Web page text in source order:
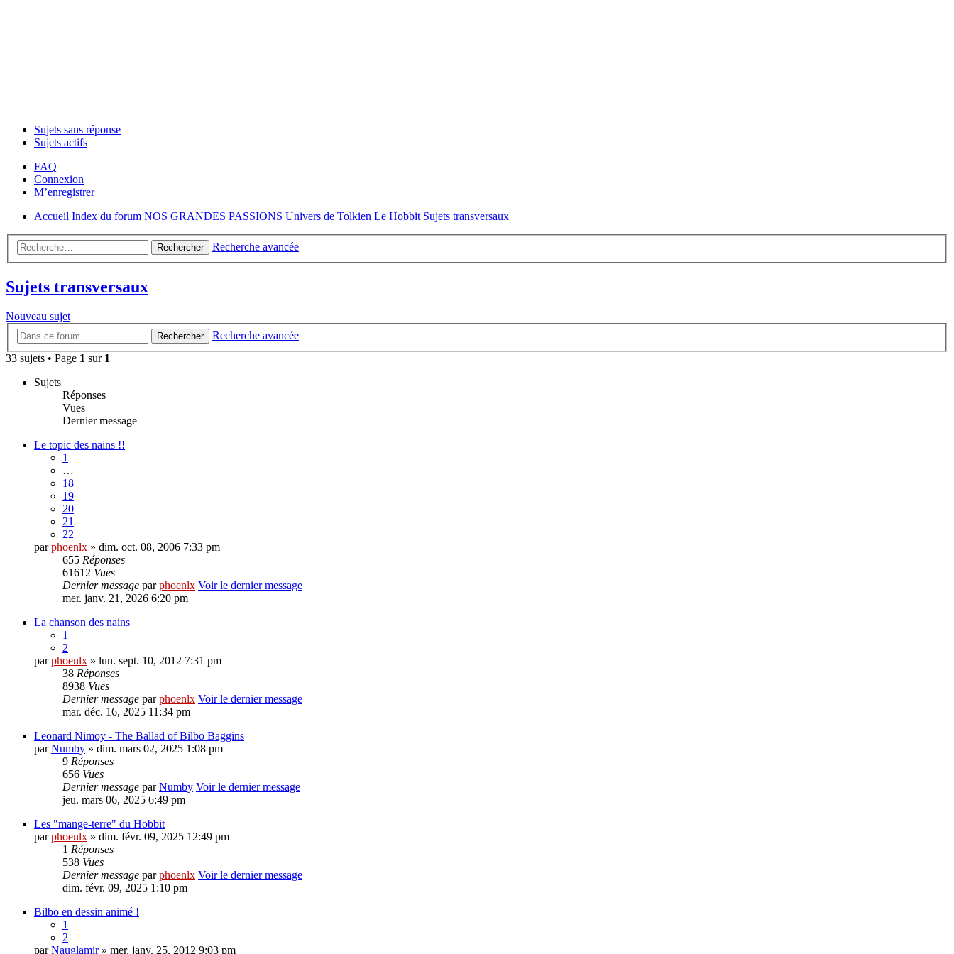
Sujets sans réponse
Sujets actifs
FAQ
Connexion
M’enregistrer
Accueil Index du forum NOS GRANDES PASSIONS Univers de Tolkien Le Hobbit Sujets transversaux
Rechercher Recherche avancée
Sujets transversaux
Nouveau sujet
Rechercher
Recherche avancée
33 sujets • Page 1 sur 1
Sujets
Réponses
Vues
Dernier message
Le topic des nains !!
1
…
18
19
20
21
22
parphoenlx » dim. oct. 08, 2006 7:33 pm
655 Réponses
61612 Vues
Dernier message parphoenlx Voir le dernier message
mer. janv. 21, 2026 6:20 pm
La chanson des nains
1
2
parphoenlx » lun. sept. 10, 2012 7:31 pm
38 Réponses
8938 Vues
Dernier message parphoenlx Voir le dernier message
mar. déc. 16, 2025 11:34 pm
Leonard Nimoy - The Ballad of Bilbo Baggins
parNumby » dim. mars 02, 2025 1:08 pm
9 Réponses
656 Vues
Dernier message parNumby Voir le dernier message
jeu. mars 06, 2025 6:49 pm
Les "mange-terre" du Hobbit
parphoenlx » dim. févr. 09, 2025 12:49 pm
1 Réponses
538 Vues
Dernier message parphoenlx Voir le dernier message
dim. févr. 09, 2025 1:10 pm
Bilbo en dessin animé !
1
2
parNauglamir» mer. janv. 25, 2012 9:03 pm